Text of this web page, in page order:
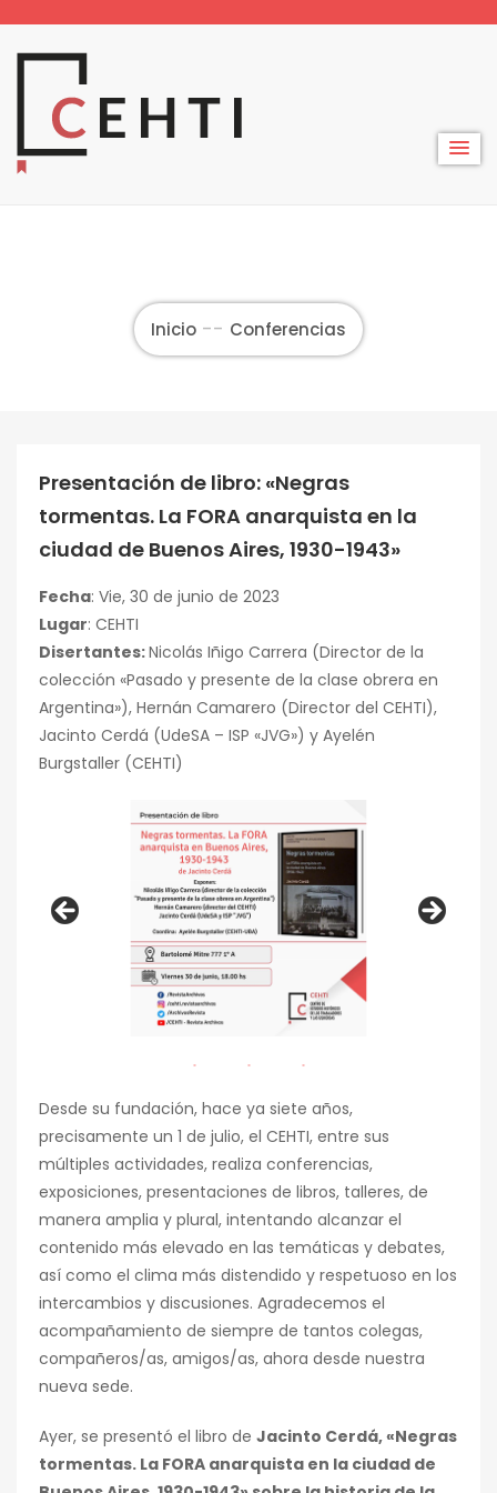
content
Inicio Conferencias
Presentación de libro: «Negras
tormentas. La FORA anarquista en la
ciudad de Buenos Aires, 1930-1943»
Fecha: Vie, 30 de junio de 2023
Lugar: CEHTI
Disertantes:Nicolás Iñigo Carrera (Director de la
colección «Pasado y presente de la clase obrera en
Argentina»), Hernán Camarero (Director del CEHTI),
Jacinto Cerdá (UdeSA – ISP «JVG») y Ayelén
Burgstaller (CEHTI)
Desde su fundación, hace ya siete años,
precisamente un 1 de julio, el CEHTI, entre sus
múltiples actividades, realiza conferencias,
exposiciones, presentaciones de libros, talleres, de
manera amplia y plural, intentando alcanzar el
contenido más elevado en las temáticas y debates,
así como el clima más distendido y respetuoso en los
intercambios y discusiones. Agradecemos el
acompañamiento de siempre de tantos colegas,
compañeros/as, amigos/as, ahora desde nuestra
nueva sede.
Ayer, se presentó el libro de Jacinto Cerdá, «Negras
tormentas. La FORA anarquista en la ciudad de